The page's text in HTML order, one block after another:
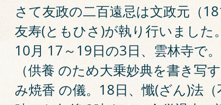
さて友政の二百遠忌は文政元（
友寿(ともひさ)が執り行いました
10月 17～19日の3日、雲林寺で
（供養 のため大乗妙典を書き写
み焼香 の儀。18日、懺(ざん)法